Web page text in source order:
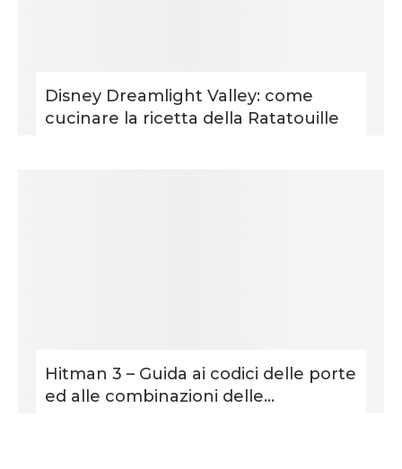
Disney Dreamlight Valley: come
cucinare la ricetta della Ratatouille
Hitman 3 – Guida ai codici delle porte
ed alle combinazioni delle...